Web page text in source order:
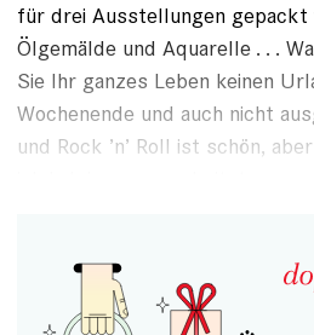
für drei Ausstellungen gepackt
Ölgemälde und Aquarelle . . .
Sie Ihr ganzes Leben keinen
Wochenende und auch nicht
und Rock ’n’ Roll ist schön,